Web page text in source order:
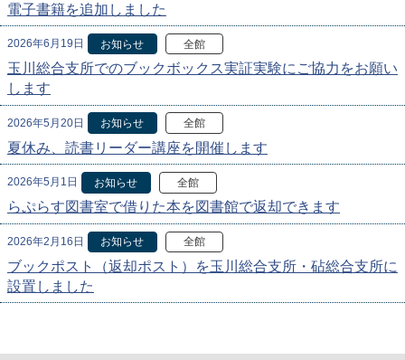
電子書籍を追加しました
2026年6月19日 お知らせ 全館
玉川総合支所でのブックボックス実証実験にご協力をお願い
します
2026年5月20日 お知らせ 全館
夏休み、読書リーダー講座を開催します
2026年5月1日 お知らせ 全館
らぷらす図書室で借りた本を図書館で返却できます
2026年2月16日 お知らせ 全館
ブックポスト（返却ポスト）を玉川総合支所・砧総合支所に
設置しました